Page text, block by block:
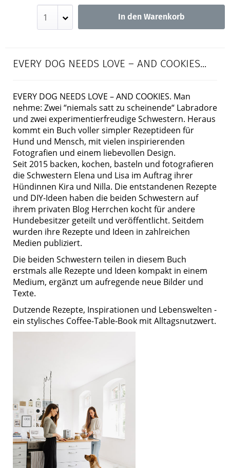
In den Warenkorb
EVERY DOG NEEDS LOVE – AND COOKIES...
EVERY DOG NEEDS LOVE – AND COOKIES. Man
nehme: Zwei “niemals satt zu scheinende“ Labradore
und zwei experimentierfreudige Schwestern. Heraus
kommt ein Buch voller simpler Rezeptideen für
Hund und Mensch, mit vielen inspirierenden
Fotografien und einem liebevollen Design.
Seit 2015 backen, kochen, basteln und fotografieren
die Schwestern Elena und Lisa im Auftrag ihrer
Hündinnen Kira und Nilla. Die entstandenen Rezepte
und DIY-Ideen haben die beiden Schwestern auf
ihrem privaten Blog Herrchen kocht für andere
Hundebesitzer geteilt und veröffentlicht. Seitdem
wurden ihre Rezepte und Ideen in zahlreichen
Medien publiziert.
Die beiden Schwestern teilen in diesem Buch
erstmals alle Rezepte und Ideen kompakt in einem
Medium, ergänzt um aufregende neue Bilder und
Texte.
Dutzende Rezepte, Inspirationen und Lebenswelten -
ein stylisches Coffee-Table-Book mit Alltagsnutzwert.